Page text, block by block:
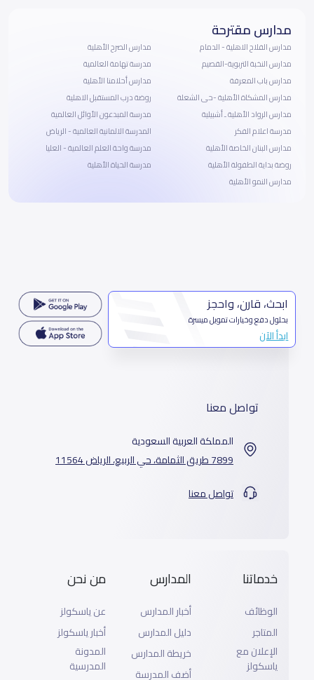
مدارس مقترحة
مدارس الفلاح الاهلية - الدمام
مدارس النخبة التربوية-القصيم
مدارس باب المعرفة
مدارس المشكاة الأهلية -حى الشعلة
مدارس الرواد الأهلية ـ أشبيلية
مدرسة اعلام الفكر
مدارس البنان الخاصة الأهلية
روضة بداية الطفولة الأهلية
مدارس النمو الأهلية
مدارس الصرح الأهلية
مدرسة تهامة العالمية
مدارس أحلامنا الأهلية
روضة درب المستقبل الاهلية
مدرسة المبدعون الأوائل العالمية
المدرسة الالمانية العالمية - الرياض
مدرسة واحة العلم العالمية - العليا
مدرسة الحياة الأهلية
ابحث، قارن، واحجز
بحلول دفع وخيارات تمويل ميسرة
ابدأ الآن
تواصل معنا
المملكة العربية السعودية
7899 طريق الثمامة، حي الربيع، الرياض 11564
تواصل معنا
خدماتنا
الوظائف
المتاجر
الإعلان مع
ياسكولز
المدارس
أخبار المدارس
دليل المدارس
خريطة المدارس
أضف المدرسة
من نحن
عن ياسكولز
أخبار ياسكولز
المدونة
المدرسية